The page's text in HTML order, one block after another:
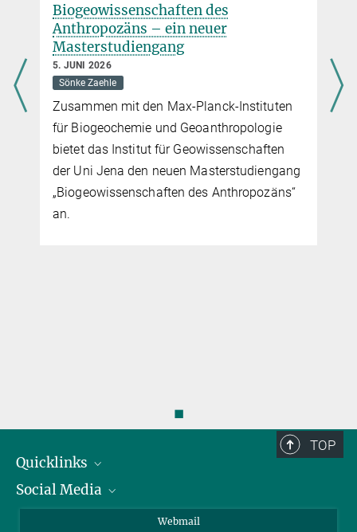
Biogeowissenschaften des
Anthropozäns – ein neuer
Masterstudiengang
5. JUNI 2026
Sönke Zaehle
Zusammen mit den Max-Planck-Instituten
für Biogeochemie und Geoanthropologie
bietet das Institut für Geowissenschaften
der Uni Jena den neuen Masterstudiengang
„Biogeowissenschaften des Anthropozäns“
an.
◼
TOP
Quicklinks
IMPRS Graduiertenschule
Social Media
Webmail